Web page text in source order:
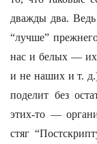
дважды два.
“лучше”
нас и белых —
и не наших и т.
поделит без
этих-то —
стяг